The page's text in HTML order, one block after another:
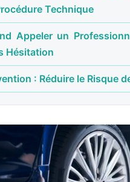
Technique
Appeler un
Hésitation
: Réduire le Risque